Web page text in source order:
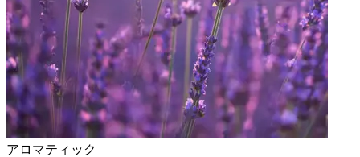
アロマティック